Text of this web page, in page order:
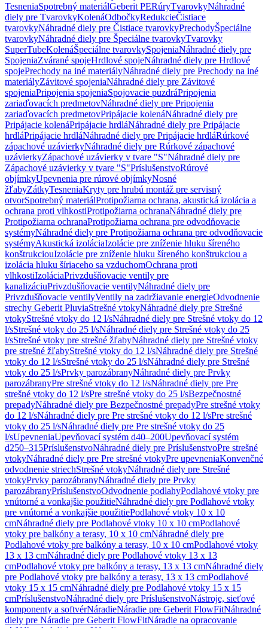
TesneniaSpotrebný materiálGeberit PERúryTvarovkyNáhradné
diely pre TvarovkyKolenáOdbočkyRedukcieČistiace
tvarovkyNáhradné diely pre Čistiace tvarovkyPrechodyŠpeciálne
tvarovkyNáhradné diely pre Špeciálne tvarovkyTvarovky
SuperTubeKolenáŠpeciálne tvarovkySpojeniaNáhradné diely pre
SpojeniaZvárané spojeHrdlové spojeNáhradné diely pre Hrdlové
spojePrechody na iné materiályNáhradné diely pre Prechody na iné
materiályZávitové spojeniaNáhradné diely pre Závitové
spojeniaPripojenia spojeniaSpojovacie puzdráPripojenia
zariaďovacích predmetovNáhradné diely pre Pripojenia
zariaďovacích predmetovPripájacie kolenáNáhradné diely pre
Pripájacie kolenáPripájacie hrdláNáhradné diely pre Pripájacie
hrdláPripájacie hrdláNáhradné diely pre Pripájacie hrdláRúrkové
zápachové uzávierkyNáhradné diely pre Rúrkové zápachové
uzávierkyZápachové uzávierky v tvare "S"Náhradné diely pre
Zápachové uzávierky v tvare "S"PríslušenstvoRúrové
objímkyUpevnenia pre rúrové objímkyNosné
žľabyZátkyTesneniaKryty pre hrubú montáž pre servisný
otvorSpotrebný materiálProtipožiarna ochrana, akustická izolácia a
ochrana proti vlhkostiProtipožiarna ochranaNáhradné diely pre
Protipožiarna ochranaProtipožiarna ochrana pre odvodňovacie
systémyNáhradné diely pre Protipožiarna ochrana pre odvodňovacie
systémyAkustická izoláciaIzolácie pre zníženie hluku šíreného
konštrukciouIzolácie pre zníženie hluku šíreného konštrukciou a
izolácia hluku šíriaceho sa vzduchomOchrana proti
vlhkostiIzoláciaPrivzdušňovacie ventily pre
kanalizáciuPrivzdušňovacie ventilyNáhradné diely pre
Privzdušňovacie ventilyVentily na zadržiavanie energieOdvodnenie
strechy Geberit PluviaStrešné vtokyNáhradné diely pre Strešné
vtokyStrešné vtoky do 12 l/sNáhradné diely pre Strešné vtoky do 12
l/sStrešné vtoky do 25 l/sNáhradné diely pre Strešné vtoky do 25
l/sStrešné vtoky pre strešné žľabyNáhradné diely pre Strešné vtoky
pre strešné žľabyStrešné vtoky do 12 l/sNáhradné diely pre Strešné
vtoky do 12 l/sStrešné vtoky do 25 l/sNáhradné diely pre Strešné
vtoky do 25 l/sPrvky parozábranyNáhradné diely pre Prvky
parozábranyPre strešné vtoky do 12 l/sNáhradné diely pre Pre
strešné vtoky do 12 l/sPre strešné vtoky do 25 l/sBezpečnostné
prepadyNáhradné diely pre Bezpečnostné prepadyPre strešné vtoky
do 12 l/sNáhradné diely pre Pre strešné vtoky do 12 l/sPre strešné
vtoky do 25 l/sNáhradné diely pre Pre strešné vtoky do 25
l/sUpevneniaUpevňovací systém d40–200Upevňovací systém
d250–315PríslušenstvoNáhradné diely pre PríslušenstvoPre strešné
vtokyNáhradné diely pre Pre strešné vtokyPre upevneniaKonvenčné
odvodnenie striechStrešné vtokyNáhradné diely pre Strešné
vtokyPrvky parozábranyNáhradné diely pre Prvky
parozábranyPríslušenstvoOdvodnenie podlahyPodlahové vtoky pre
vnútorné a vonkajšie použitieNáhradné diely pre Podlahové vtoky
pre vnútorné a vonkajšie použitiePodlahové vtoky 10 x 10
cmNáhradné diely pre Podlahové vtoky 10 x 10 cmPodlahové
vtoky pre balkóny a terasy, 10 x 10 cmNáhradné diely pre
Podlahové vtoky pre balkóny a terasy, 10 x 10 cmPodlahové vtoky
13 x 13 cmNáhradné diely pre Podlahové vtoky 13 x 13
cmPodlahové vtoky pre balkóny a terasy, 13 x 13 cmNáhradné diely
pre Podlahové vtoky pre balkóny a terasy, 13 x 13 cmPodlahové
vtoky 15 x 15 cmNáhradné diely pre Podlahové vtoky 15 x 15
cmPríslušenstvoNáhradné diely pre PríslušenstvoNástroje, sieťové
komponenty a softvérNáradieNáradie pre Geberit FlowFitNáhradné
diely pre Náradie pre Geberit FlowFitNáradie na opracovanie